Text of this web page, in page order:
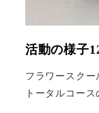
活動の様子
フラワースク
トータルコー